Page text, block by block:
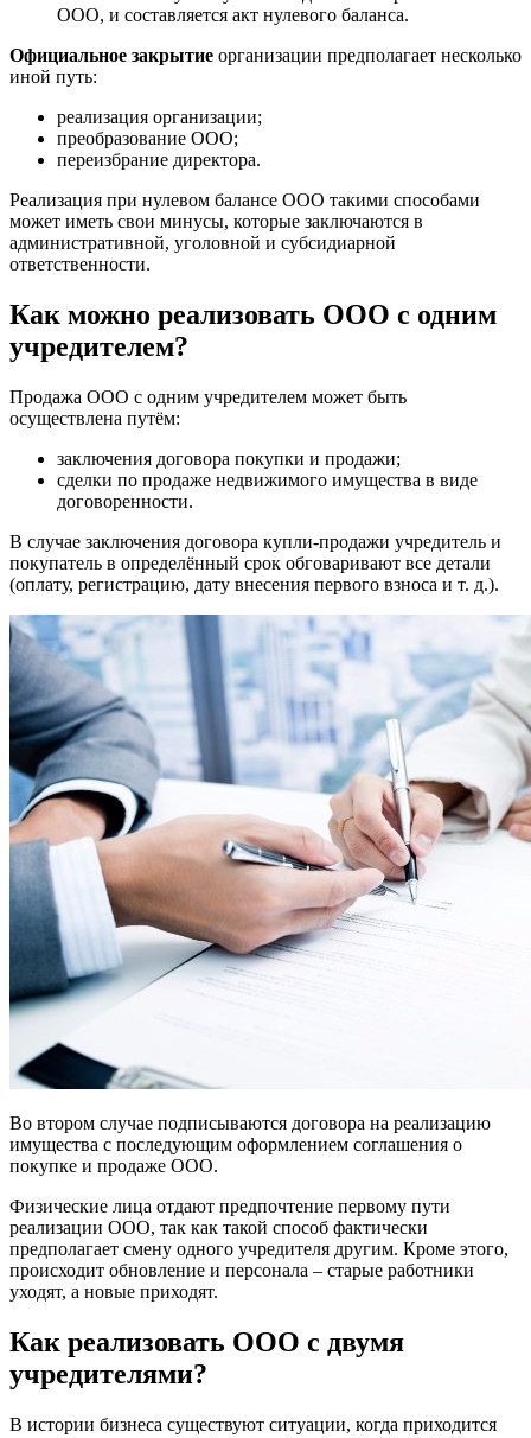
ООО, и составляется акт нулевого баланса.
Официальное закрытие организации предполагает несколько
иной путь:
реализация организации;
преобразование ООО;
переизбрание директора.
Реализация при нулевом балансе ООО такими способами
может иметь свои минусы, которые заключаются в
административной, уголовной и субсидиарной
ответственности.
Как можно реализовать ООО с одним
учредителем?
Продажа ООО с одним учредителем может быть
осуществлена путём:
заключения договора покупки и продажи;
сделки по продаже недвижимого имущества в виде
договоренности.
В случае заключения договора купли-продажи учредитель и
покупатель в определённый срок обговаривают все детали
(оплату, регистрацию, дату внесения первого взноса и т. д.).
Во втором случае подписываются договора на реализацию
имущества с последующим оформлением соглашения о
покупке и продаже ООО.
Физические лица отдают предпочтение первому пути
реализации ООО, так как такой способ фактически
предполагает смену одного учредителя другим. Кроме этого,
происходит обновление и персонала – старые работники
уходят, а новые приходят.
Как реализовать ООО с двумя
учредителями?
В истории бизнеса существуют ситуации, когда приходится